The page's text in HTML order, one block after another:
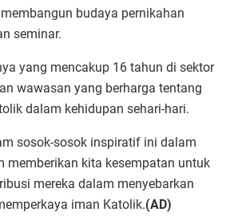
budaya pernikahan
seminar.
yang mencakup 16 tahun di sektor
wawasan yang berharga tentang
dalam kehidupan sehari-hari.
sosok-sosok inspiratif ini dalam
memberikan kita kesempatan untuk
mereka dalam menyebarkan
iman Katolik.(AD)